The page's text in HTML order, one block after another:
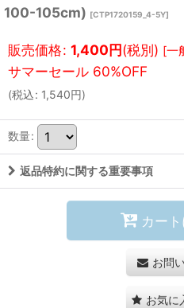
100-105cm) [CTP1720159_4-5Y]
販売価格: 1,400円(税別) [一
(税込: 1,540円)
数量:
返品特約に関する重要事項
カー
お問
お気に